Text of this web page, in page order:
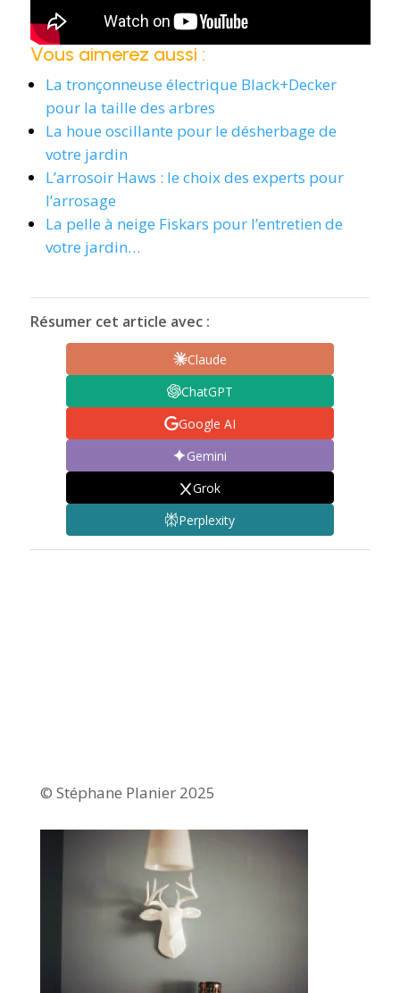
Vous aimerez aussi :
La tronçonneuse électrique Black+Decker
pour la taille des arbres
La houe oscillante pour le désherbage de
votre jardin
L’arrosoir Haws : le choix des experts pour
l’arrosage
La pelle à neige Fiskars pour l’entretien de
votre jardin…
Résumer cet article avec :
Claude
ChatGPT
Google AI
Gemini
Grok
Perplexity
© Stéphane Planier 2025